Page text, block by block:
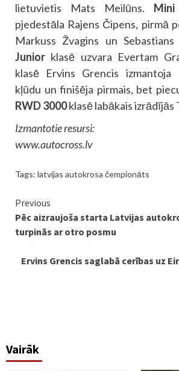
lietuvietis Mats Meilūns.
pjedestāla Rajens Čipens, pirmā
Markuss Žvagins un Sebastians
Junior klasē uzvara Evertam
klasē Ervins Grencis izmantoja
kļūdu un finišēja pirmais, bet
RWD 3000klasē labākais izrādījās
Izmantotie resursi:
www.autocross.lv
Tags: latvijas autokrosa čempionāts
Continue
Reading
Previous
Pēc aizraujoša starta Latvijas
turpinās ar otro posmu
Ervins Grencis saglabā cerības uz
Vairāk